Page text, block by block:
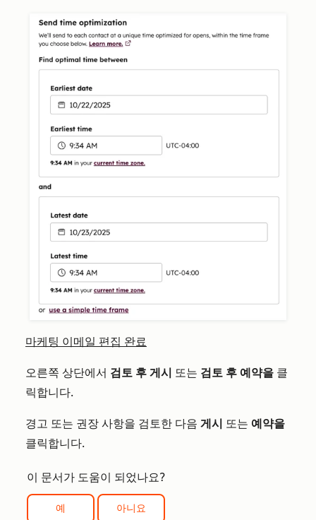
마케팅 이메일 편집 완료
오른쪽 상단에서 검토 후 게시 또는 검토 후 예약을 클
릭합니다.
경고 또는 권장 사항을 검토한 다음 게시 또는 예약을
클릭합니다.
이 문서가 도움이 되었나요?
예 아니요